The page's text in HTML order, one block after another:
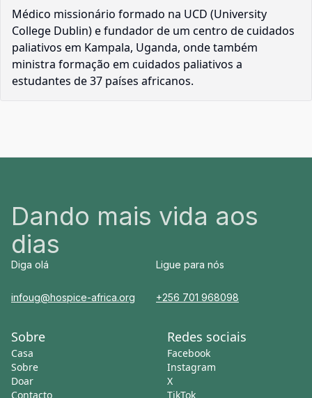
Médico missionário formado na UCD (University
College Dublin) e fundador de um centro de cuidados
paliativos em Kampala, Uganda, onde também
ministra formação em cuidados paliativos a
estudantes de 37 países africanos.
Dando mais vida aos
dias
Diga olá
infoug@hospice-africa.org
Ligue para nós
+256 701 968098
Sobre
Casa
Sobre
Doar
Contacto
Redes sociais
Facebook
Instagram
X
TikTok